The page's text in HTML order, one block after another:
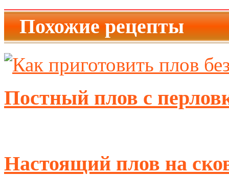
Похожие рецепты
Постный плов с
Настоящий плов на